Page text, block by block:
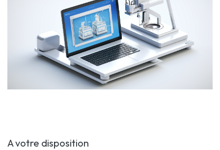
A votre disposition